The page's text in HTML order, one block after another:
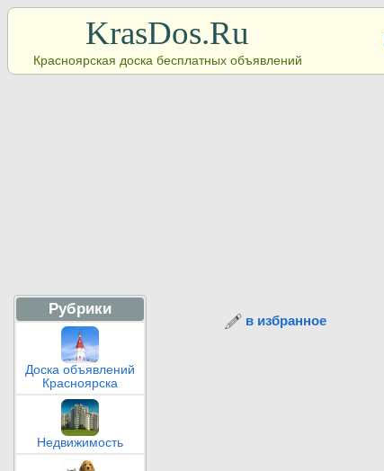
KrasDos.Ru
Красноярская доска бесплатных объявлений
Рубрики
Доска объявлений
Красноярска
Недвижимость
в избранное